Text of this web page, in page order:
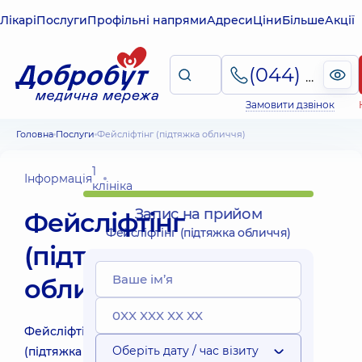
ЛікаріПослугиПрофільні напрямиАдресиЦіниБільшеАкції
(044) 495-2-888
Замовити дзвінок
Головна Послуги Фейсліфтінг (підтяжка обличчя)
Інформація1
клініка
Фейсліфтінг
(підтяжка
обличчя)
Фейсліфтінг
(підтяжка
Запис на прийом
Фейсліфтінг (підтяжка обличчя)
Оберіть дату / час візиту